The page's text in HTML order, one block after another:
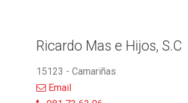
Ricardo Mas e Hijos, S.C
15123 - Camariñas
Email